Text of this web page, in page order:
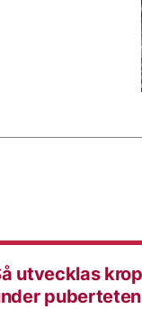
utvecklas
puberteten